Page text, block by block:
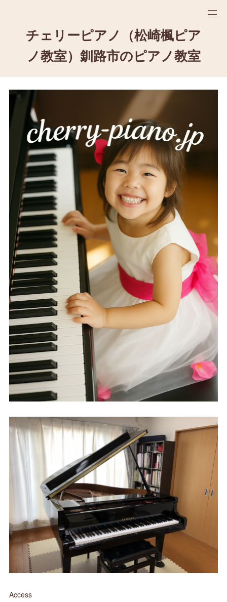
チェリーピアノ（松崎楓ピア
ノ教室）釧路市のピアノ教室
Access